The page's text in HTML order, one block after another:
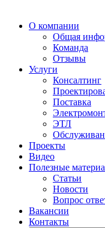
О компании
Общая
Команда
Отзывы
Услуги
Консалтинг
Поставка
ЭТЛ
Проекты
Видео
Полезные
Статьи
Новости
Вопрос
Вакансии
Контакты